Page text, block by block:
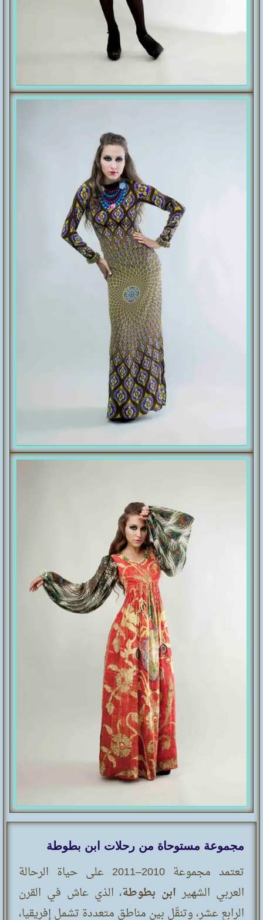
مجموعة مستوحاة من رحلات ابن بطوطة
تعتمد مجموعة 2010–2011 على حياة الرحالة
العربي الشهير ابن بطوطة، الذي عاش في القرن
الرابع عشر، وتنقّل بين مناطق متعددة تشمل إفريقيا،